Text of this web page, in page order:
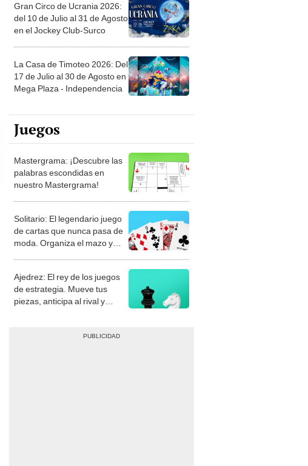
Gran Circo de Ucrania 2026:
del 10 de Julio al 31 de Agosto
en el Jockey Club-Surco
La Casa de Timoteo 2026: Del
17 de Julio al 30 de Agosto en
Mega Plaza - Independencia
Juegos
Mastergrama: ¡Descubre las
palabras escondidas en
nuestro Mastergrama!
Solitario: El legendario juego
de cartas que nunca pasa de
moda. Organiza el mazo y
Ajedrez: El rey de los juegos
de estrategia. Mueve tus
piezas, anticipa al rival y